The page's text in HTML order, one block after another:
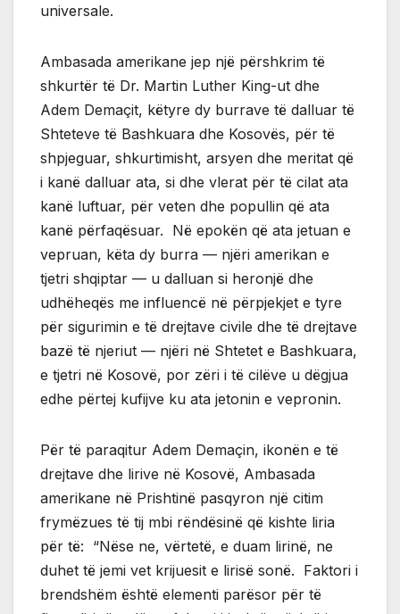
universale.
Ambasada amerikane jep një përshkrim të
shkurtër të Dr. Martin Luther King-ut dhe
Adem Demaçit, këtyre dy burrave të dalluar të
Shteteve të Bashkuara dhe Kosovës, për të
shpjeguar, shkurtimisht, arsyen dhe meritat që
i kanë dalluar ata, si dhe vlerat për të cilat ata
kanë luftuar, për veten dhe popullin që ata
kanë përfaqësuar. Në epokën që ata jetuan e
vepruan, këta dy burra — njëri amerikan e
tjetri shqiptar — u dalluan si heronjë dhe
udhëheqës me influencë në përpjekjet e tyre
për sigurimin e të drejtave civile dhe të drejtave
bazë të njeriut — njëri në Shtetet e Bashkuara,
e tjetri në Kosovë, por zëri i të cilëve u dëgjua
edhe përtej kufijve ku ata jetonin e vepronin.
Për të paraqitur Adem Demaçin, ikonën e të
drejtave dhe lirive në Kosovë, Ambasada
amerikane në Prishtinë pasqyron një citim
frymëzues të tij mbi rëndësinë që kishte liria
për të: “Nëse ne, vërtetë, e duam lirinë, ne
duhet të jemi vet krijuesit e lirisë sonë. Faktori i
brendshëm është elementi parësor për të